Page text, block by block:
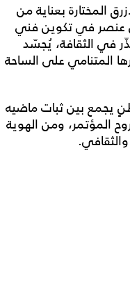
المختارة بعناية من
عنصر في تكوين فني
في الثقافة، يُجسّد
المتنامي على الساحة
يجمع بين ثبات ماضيه
المؤتمر، ومن الهوية